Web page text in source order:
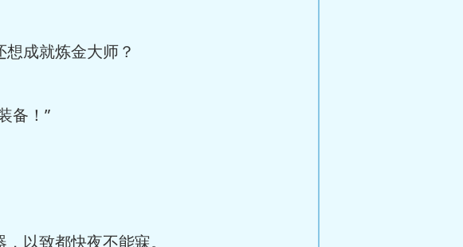
成就炼金大师？
备！”
以致都快夜不能寐。